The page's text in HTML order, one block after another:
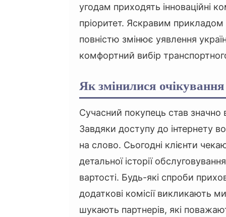
угодам приходять інноваційні
пріоритет. Яскравим прикладом
повністю змінює уявлення
комфортний вибір
Як змінилися
Сучасний покупець став
Завдяки доступу до інтернету
на слово. Сьогодні клієнти
детальної історії
вартості. Будь-які спроби
додаткові комісії викликають
шукають партнерів, які